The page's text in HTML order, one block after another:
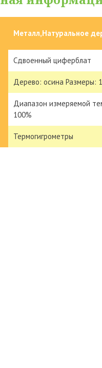
Металл,Натуральное
Сдвоенный циферблат
Дерево: осина Размеры:
Диапазон измеряемой
100%
Термогигрометры